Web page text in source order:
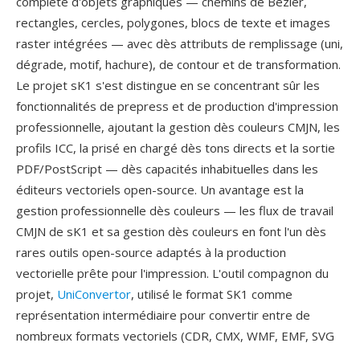
rectangles, cercles, polygones, blocs de texte et images
raster intégrées — avec dès attributs de remplissage (uni,
dégrade, motif, hachure), de contour et de transformation.
Le projet sK1 s'est distingue en se concentrant sûr les
fonctionnalités de prepress et de production d'impression
professionnelle, ajoutant la gestion dès couleurs CMJN, les
profils ICC, la prisé en chargé dès tons directs et la sortie
PDF/PostScript — dès capacités inhabituelles dans les
éditeurs vectoriels open-source. Un avantage est la
gestion professionnelle dès couleurs — les flux de travail
CMJN de sK1 et sa gestion dès couleurs en font l'un dès
rares outils open-source adaptés à la production
vectorielle prête pour l'impression. L'outil compagnon du
projet, UniConvertor, utilisé le format SK1 comme
représentation intermédiaire pour convertir entre de
nombreux formats vectoriels (CDR, CMX, WMF, EMF, SVG